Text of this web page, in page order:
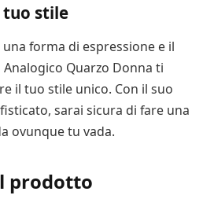
tuo stile
forma di espressione e il
Quarzo Donna ti
il tuo stile unico. Con il suo
sarai sicura di fare una
ovunque tu vada.
prodotto